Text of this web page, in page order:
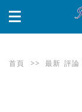
首頁 >> 最新 評論